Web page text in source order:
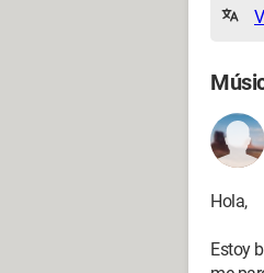
Hola,
Estoy